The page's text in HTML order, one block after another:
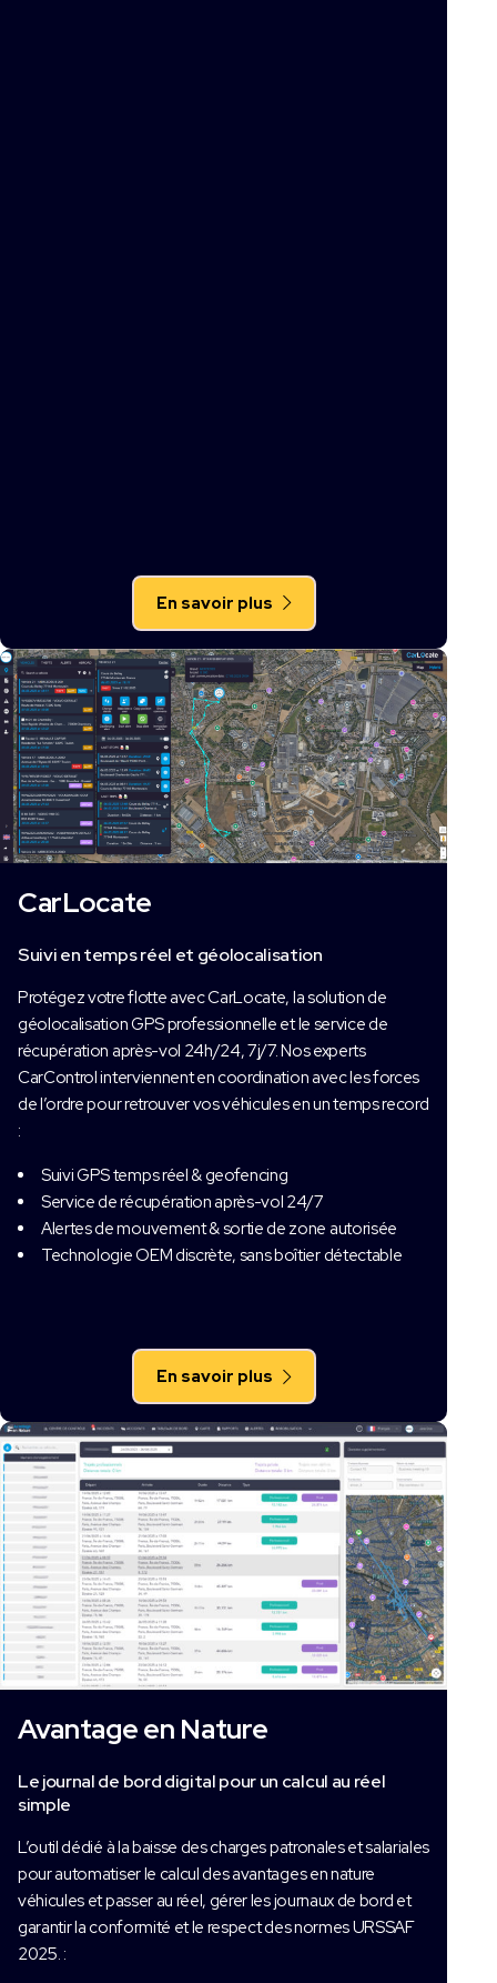
En savoir plus
CarLocate
Suivi en temps réel et géolocalisation
Protégez votre flotte avec CarLocate, la solution de
géolocalisation GPS professionnelle et le service de
récupération après-vol 24h/24, 7j/7. Nos experts
CarControl interviennent en coordination avec les forces
de l’ordre pour retrouver vos véhicules en un temps record
:
Suivi GPS temps réel & geofencing
Service de récupération après-vol 24/7
Alertes de mouvement & sortie de zone autorisée
Technologie OEM discrète, sans boîtier détectable
En savoir plus
Avantage en Nature
Le journal de bord digital pour un calcul au réel
simple
L’outil dédié à la baisse des charges patronales et salariales
pour automatiser le calcul des avantages en nature
véhicules et passer au réel, gérer les journaux de bord et
garantir la conformité et le respect des normes URSSAF
2025. :